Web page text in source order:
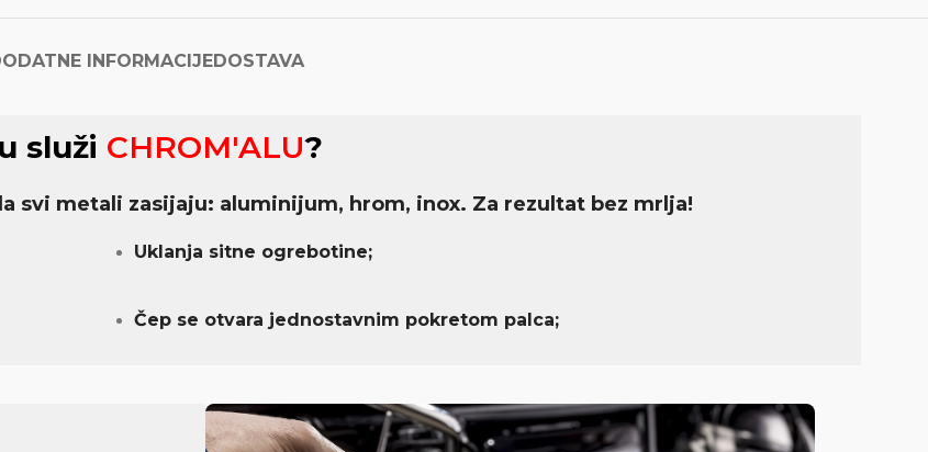
INFORMACIJEDOSTAVA
služi CHROM'ALU?
svi metali zasijaju: aluminijum, hrom, inox. Za rezultat bez mrlja!
Uklanja sitne ogrebotine;
Čep se otvara jednostavnim pokretom palca;